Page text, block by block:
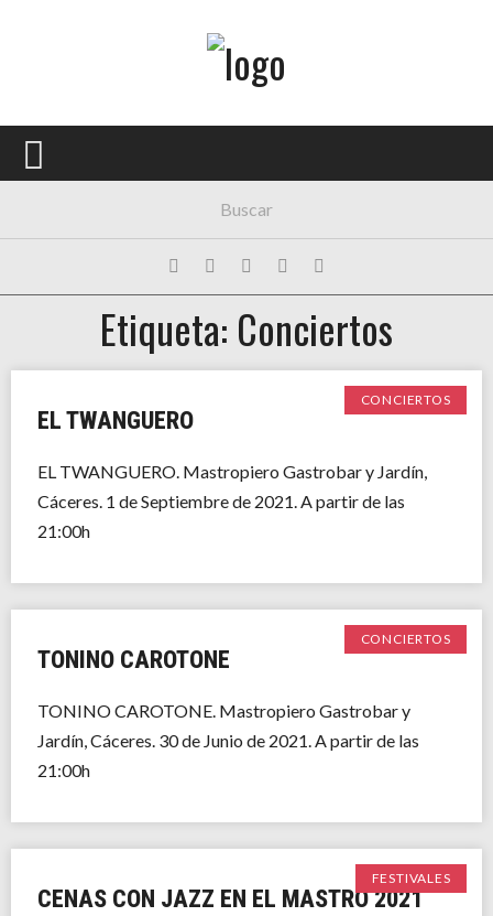
PORTADA
FESTIVALES
EXPOSICIONES
HISTORIAS
Etiqueta: Conciertos
CONCIERTOS
EL TWANGUERO
EL TWANGUERO. Mastropiero Gastrobar y Jardín,
Cáceres. 1 de Septiembre de 2021. A partir de las
21:00h
CONCIERTOS
TONINO CAROTONE
TONINO CAROTONE. Mastropiero Gastrobar y
Jardín, Cáceres. 30 de Junio de 2021. A partir de las
21:00h
FESTIVALES
CENAS CON JAZZ EN EL MASTRO 2021